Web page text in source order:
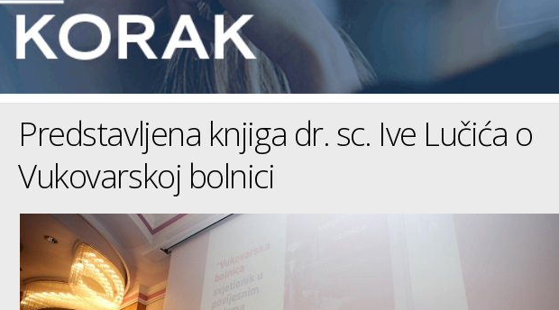
Predstavljena knjiga dr. sc. Ive Lučića o
Vukovarskoj bolnici